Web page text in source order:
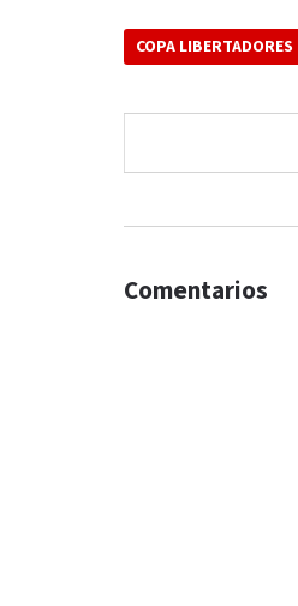
COPA
Comentarios